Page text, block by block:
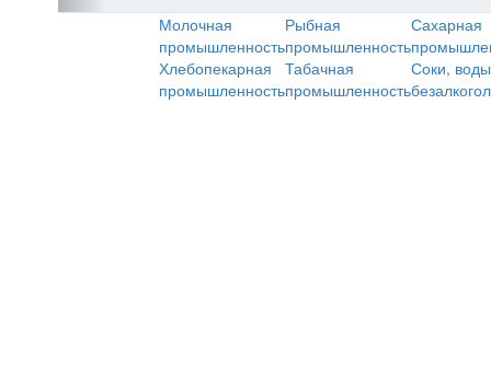
Молочная
промышленность
Рыбная
промышленность
Сахарная
Хлебопекарная
промышленность
Табачная
промышленность
Соки,